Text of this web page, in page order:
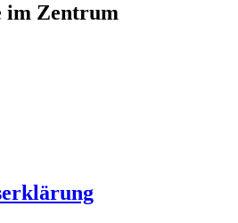
im Zentrum